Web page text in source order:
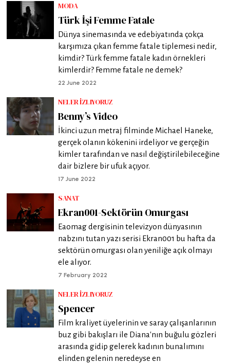
MODA
Türk İşi Femme Fatale
Dünya sinemasında ve edebiyatında çokça
karşımıza çıkan femme fatale tiplemesi nedir,
kimdir? Türk femme fatale kadın örnekleri
kimlerdir? Femme fatale ne demek?
22 June 2022
NELER İZLIYORUZ
Benny’s Video
İkinci uzun metraj filminde Michael Haneke,
gerçek olanın kökenini irdeliyor ve gerçeğin
kimler tarafından ve nasıl değiştirilebileceğine
dair bizlere bir ufuk açıyor.
17 June 2022
SANAT
Ekran001-Sektörün Omurgası
Eaomag dergisinin televizyon dünyasının
nabzını tutan yazı serisi Ekran001 bu hafta da
sektörün omurgası olan yeniliğe açık olmayı
ele alıyor.
7 February 2022
NELER İZLIYORUZ
Spencer
Film kraliyet üyelerinin ve saray çalışanlarının
buz gibi bakışları ile Diana'nın buğulu gözleri
arasında gidip gelerek kadının bunalımını
elinden gelenin neredeyse en